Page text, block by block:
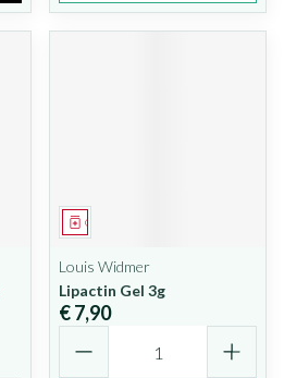
Geneesmiddel
Louis Widmer
Lipactin Gel 3g
€ 7,90